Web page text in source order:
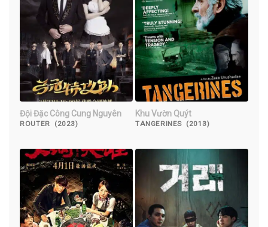
Đội Đặc Công Cung Nguyên
ROUTER (2023)
Khu Vườn Quýt
TANGERINES (2013)